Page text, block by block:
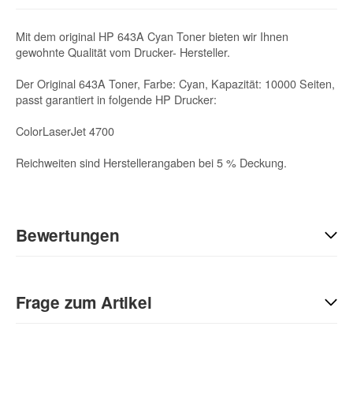
Mit dem original HP 643A Cyan Toner bieten wir Ihnen
gewohnte Qualität vom Drucker- Hersteller.
Der Original 643A Toner, Farbe: Cyan, Kapazität: 10000 Seiten,
passt garantiert in folgende HP Drucker:
ColorLaserJet 4700
Reichweiten sind Herstellerangaben bei 5 % Deckung.
Bewertungen
Sie Anderen bei der Kaufentscheidung:
Frage zum Artikel